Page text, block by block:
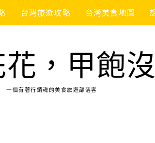
台灣旅遊攻略 台灣美食地圖
花，甲飽沒
一個有著行銷魂的美食旅遊部落客